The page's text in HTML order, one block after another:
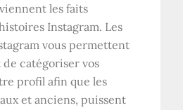
les faits
Instagram. Les
vous permettent
catégoriser vos
profil afin que les
et anciens, puissent